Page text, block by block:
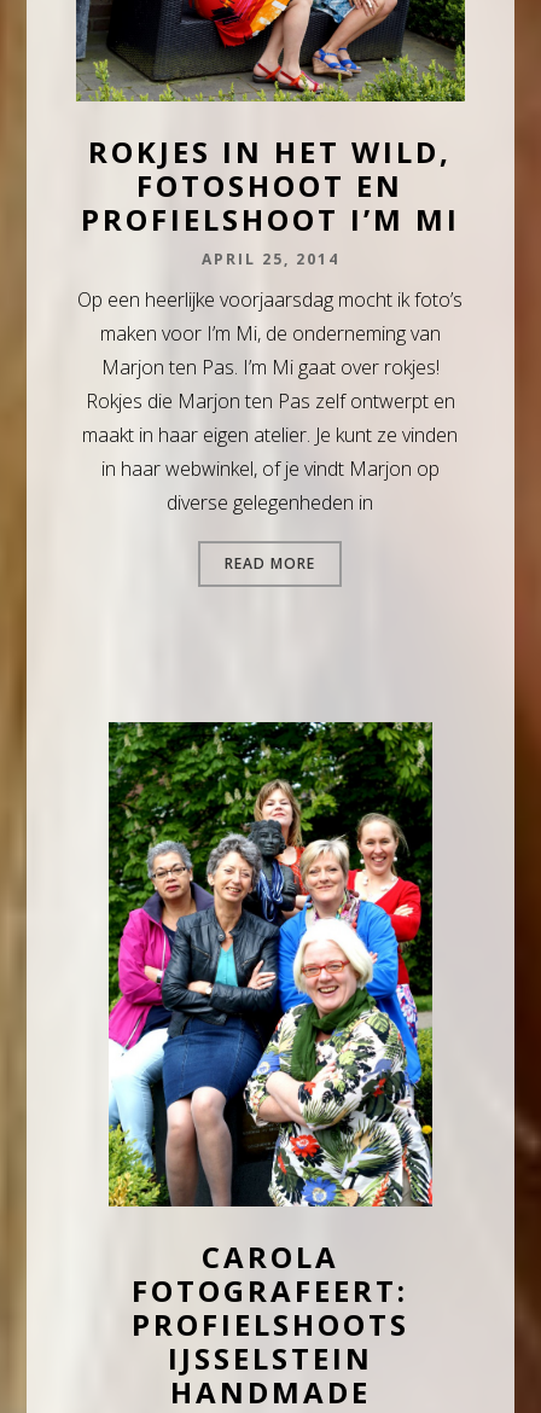
ROKJES IN HET WILD,
FOTOSHOOT EN
PROFIELSHOOT I’M MI
APRIL 25, 2014
Op een heerlijke voorjaarsdag mocht ik foto’s
maken voor I’m Mi, de onderneming van
Marjon ten Pas. I’m Mi gaat over rokjes!
Rokjes die Marjon ten Pas zelf ontwerpt en
maakt in haar eigen atelier. Je kunt ze vinden
in haar webwinkel, of je vindt Marjon op
diverse gelegenheden in
READ MORE
CAROLA
FOTOGRAFEERT:
PROFIELSHOOTS
IJSSELSTEIN
HANDMADE